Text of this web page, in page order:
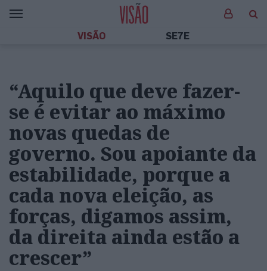
VISÃO SE7E
“Aquilo que deve fazer-
se é evitar ao máximo
novas quedas de
governo. Sou apoiante da
estabilidade, porque a
cada nova eleição, as
forças, digamos assim,
da direita ainda estão a
crescer”